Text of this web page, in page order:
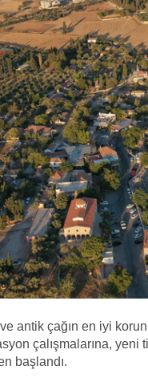
antik çağın en iyi
çalışmalarına,
başlandı.